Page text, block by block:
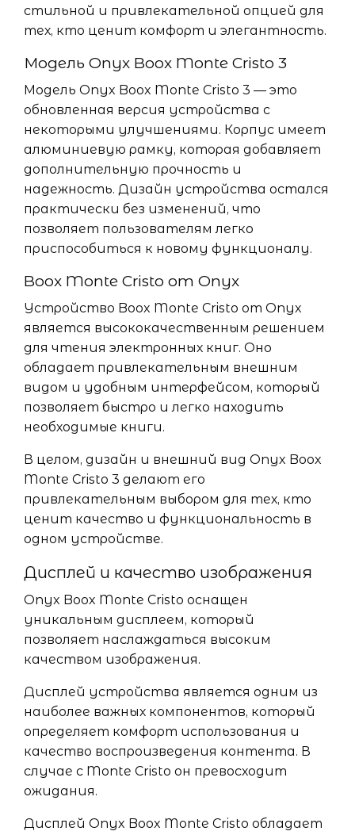
стильной и привлекательной опцией для
тех, кто ценит комфорт и элегантность.
Модель Onyx Boox Monte Cristo 3
Модель Onyx Boox Monte Cristo 3 — это
обновленная версия устройства с
некоторыми улучшениями. Корпус имеет
алюминиевую рамку, которая добавляет
дополнительную прочность и
надежность. Дизайн устройства остался
практически без изменений, что
позволяет пользователям легко
приспособиться к новому функционалу.
Boox Monte Cristo от Onyx
Устройство Boox Monte Cristo от Onyx
является высококачественным решением
для чтения электронных книг. Оно
обладает привлекательным внешним
видом и удобным интерфейсом, который
позволяет быстро и легко находить
необходимые книги.
В целом, дизайн и внешний вид Onyx Boox
Monte Cristo 3 делают его
привлекательным выбором для тех, кто
ценит качество и функциональность в
одном устройстве.
Дисплей и качество изображения
Onyx Boox Monte Cristo оснащен
уникальным дисплеем, который
позволяет наслаждаться высоким
качеством изображения.
Дисплей устройства является одним из
наиболее важных компонентов, который
определяет комфорт использования и
качество воспроизведения контента. В
случае с Monte Cristo он превосходит
ожидания.
Дисплей Onyx Boox Monte Cristo обладает